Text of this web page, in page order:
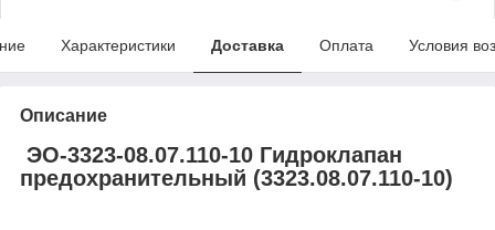
Характеристики Доставка Оплата Условия
Описание
ЭО-3323-08.07.110-10 Гидроклапан
предохранительный (3323.08.07.110-10)